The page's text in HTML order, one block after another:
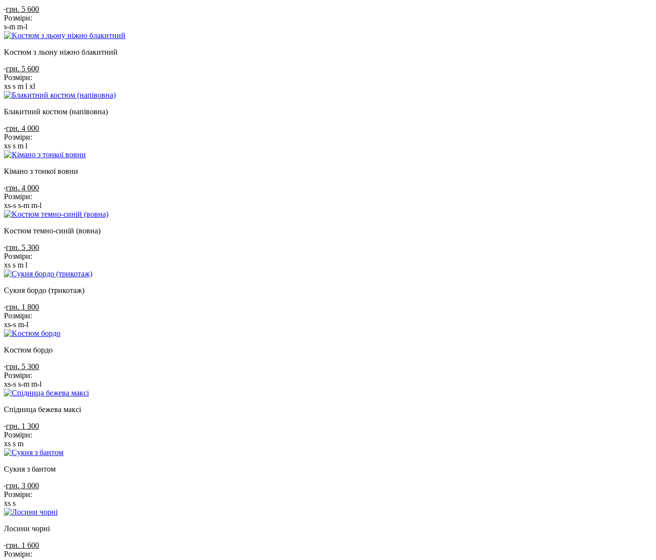
грн. 5 600
Розміри:
s-m m-l
Kостюм з льону ніжно блакитний
грн. 5 600
Розміри:
xs s m l xl
Блакитний костюм (напівовна)
грн. 4 000
Розміри:
xs s m l
Кімано з тонкої вовни
грн. 4 000
Розміри:
xs-s s-m m-l
Kостюм темно-синій (вовна)
грн. 5 300
Розміри:
xs s m l
Сукня бордо (трикотаж)
грн. 1 800
Розміри:
xs-s m-l
Kостюм бордо
грн. 5 300
Розміри:
xs-s s-m m-l
Спідница бежева максі
грн. 1 300
Розміри:
xs s m
Сукня з бантом
грн. 3 000
Розміри:
xs s
Лосини чорні
грн. 1 600
Розміри: